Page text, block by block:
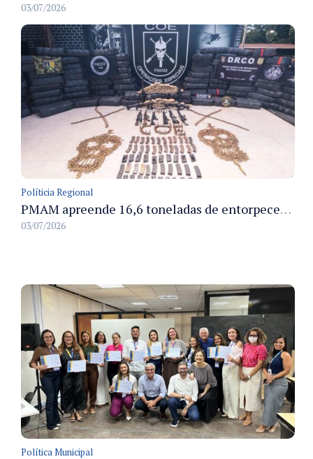
03/07/2026
Políticia Regional
PMAM apreende 16,6 toneladas de entorpecentes e registra aumento nas prisões em flagrante e nas capturas de foragidos no primeiro semestre de 2026
03/07/2026
Política Municipal